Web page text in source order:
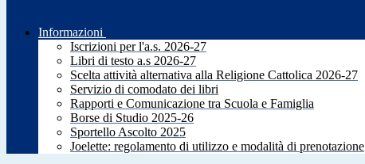
Informazioni
Iscrizioni per l'a.s. 2026-27
Libri di testo a.s 2026-27
Scelta attività alternativa alla Religione Cattolica 2026-27
Servizio di comodato dei libri
Rapporti e Comunicazione tra Scuola e Famiglia
Borse di Studio 2025-26
Sportello Ascolto 2025
Joelette: regolamento di utilizzo e modalità di prenotazione